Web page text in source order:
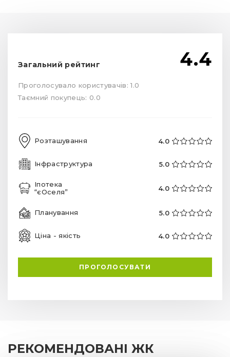
Загальний рейтинг 4.4
Проголосувало користувачів: 1.0
Таємний покупець: 0.0
Розташування 4.0
Інфраструктура 5.0
Іпотека
“єОселя”
4.0
Планування 5.0
Ціна - якість 4.0
ПРОГОЛОСУВАТИ
РЕКОМЕНДОВАНІ ЖК